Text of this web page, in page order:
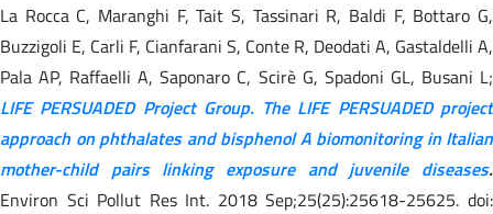
La Rocca C, Maranghi F, Tait S, Tassinari R, Baldi F, Bottaro G,
Buzzigoli E, Carli F, Cianfarani S, Conte R, Deodati A, Gastaldelli A,
Pala AP, Raffaelli A, Saponaro C, Scirè G, Spadoni GL, Busani L;
LIFE PERSUADED Project Group. The LIFE PERSUADED project
approach on phthalates and bisphenol A biomonitoring in Italian
mother-child pairs linking exposure and juvenile diseases.
Environ Sci Pollut Res Int. 2018 Sep;25(25):25618-25625. doi: